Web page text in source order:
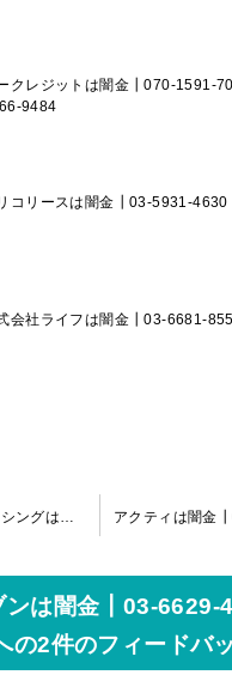
クレジットは闇金┃070-1591-
9484
コリースは闇金┃03-5931-4630
会社ライフは闇金┃03-6681-
アクティは闇金
ンは闇金┃03-6629-
の2件のフィードバ